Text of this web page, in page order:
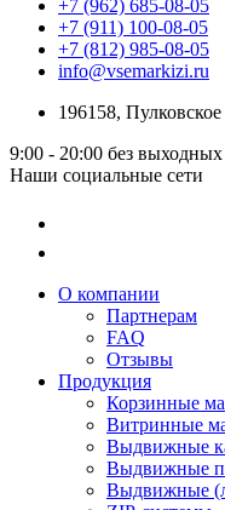
+7 (962) 685-08-05
+7 (911) 100-08-05
+7 (812) 985-08-05
info@vsemarkizi.ru
196158,
9:00 - 20:00 без выходных
Наши социальные сети
О компании
Партнерам
FAQ
Отзывы
Продукция
Корзинные
Витринные
Выдвижные
Выдвижные
Выдвижные